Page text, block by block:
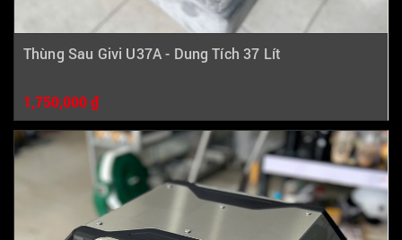
Thùng Sau Givi U37A - Dung Tích 37 Lít
1,750,000 ₫